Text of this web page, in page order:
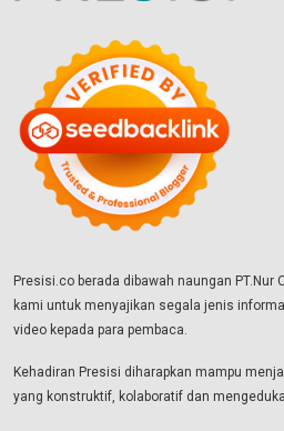
Presisi.co berada dibawah naungan
kami untuk menyajikan segala jenis
video kepada para pembaca.
Kehadiran Presisi diharapkan mampu
yang konstruktif, kolaboratif dan